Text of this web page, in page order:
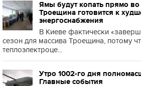
Ямы будут копать прямо
Троещина готовится к
энергоснабжения
В Киеве фактически
сезон для массива Троещина, потому
теплоэлектроце...
Утро 1002-го дня
Главные события